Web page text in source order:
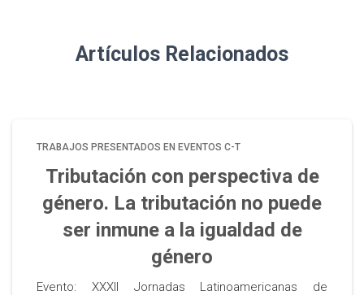
Artículos Relacionados
TRABAJOS PRESENTADOS EN EVENTOS C-T
Tributación con perspectiva de
género. La tributación no puede
ser inmune a la igualdad de
género
Evento: XXXII Jornadas Latinoamericanas de